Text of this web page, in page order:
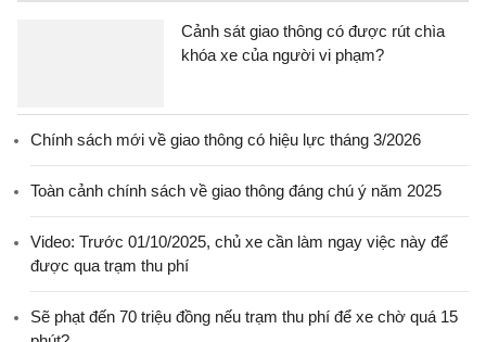
Cảnh sát giao thông có được rút chìa
khóa xe của người vi phạm?
Chính sách mới về giao thông có hiệu lực tháng 3/2026
Toàn cảnh chính sách về giao thông đáng chú ý năm 2025
Video: Trước 01/10/2025, chủ xe cần làm ngay việc này để
được qua trạm thu phí
Sẽ phạt đến 70 triệu đồng nếu trạm thu phí để xe chờ quá 15